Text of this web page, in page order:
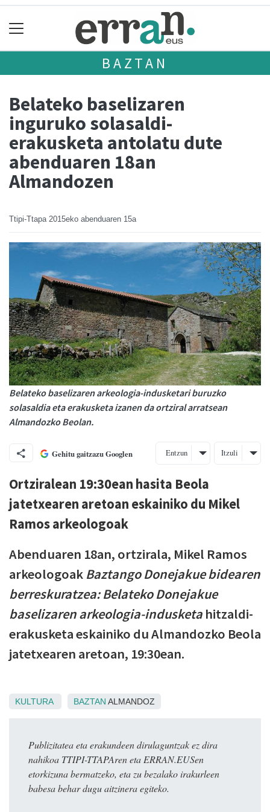
BAZTAN
Belateko baselizaren
inguruko solasaldi-
erakusketa antolatu dute
abenduaren 18an
Almandozen
Ttipi-Ttapa 2015eko abenduaren 15a
Belateko baselizaren arkeologia-indusketari buruzko
solasaldia eta erakusketa izanen da ortziral arratsean
Almandozko Beolan.
Gehitu gaitzazu Googlen Entzun Itzuli
Ortziralean 19:30ean hasita Beola
jatetxearen aretoan eskainiko du Mikel
Ramos arkeologoak
Abenduaren 18an, ortzirala, Mikel Ramos
arkeologoak Baztango Donejakue bidearen
berreskuratzea: Belateko Donejakue
baselizaren arkeologia-indusketa hitzaldi-
erakusketa eskainiko du Almandozko Beola
jatetxearen aretoan, 19:30ean.
KULTURA BAZTAN ALMANDOZ
Publizitatea eta erakundeen dirulaguntzak ez dira
nahikoa TTIPI-TTAPAren eta ERRAN.EUSen
etorkizuna bermatzeko, eta zu bezalako irakurleen
babesa behar dugu aitzinera egiteko.